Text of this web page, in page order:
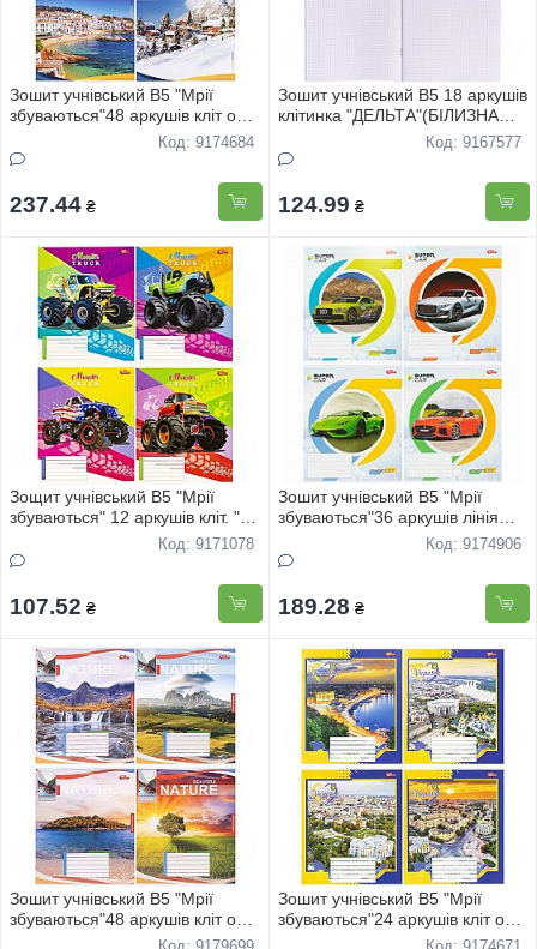
Зошит учнівський В5 "Мрії
збуваються"48 аркушів кліт офс
"Мiста свiту" 3653 16штКод: 9174684
237.44 ₴
Зошит учнівський В5 18 аркушів
клітинка "ДЕЛЬТА"(БIЛИЗНА
ЛИСТА-100%) 20 штук в
упаковці
Код: 9167577
124.99 ₴
Зощит учнівський В5 "Мрії
збуваються" 12 аркушів кліт. "
Код: 9171078
107.52 ₴
Зошит учнівський В5 "Мрії
збуваються"36 аркушів лінія
офс "Авто" 3869 16штКод: 9174906
189.28 ₴
Зошит учнівський В5 "Мрії
збуваються"48 аркушів кліт офс
"Пейзажи" 3740 16шт
Зошит учнівський В5 "Мрії
збуваються"24 аркушів кліт офс
"Моя Україна" 3802 16шт